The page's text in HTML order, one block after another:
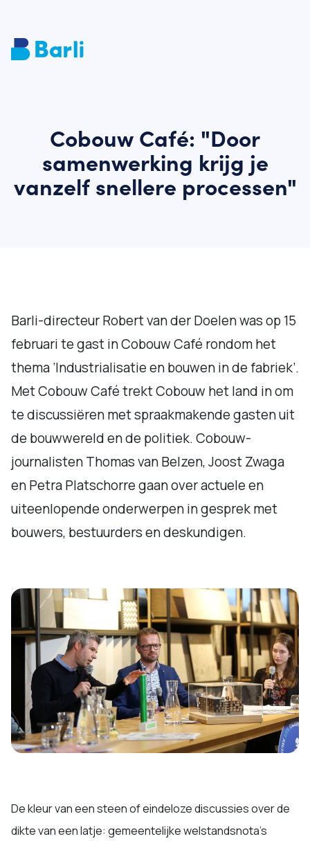
Cobouw Café: "Door
samenwerking krijg je
vanzelf snellere processen"
Barli-directeur Robert van der Doelen was op 15
februari te gast in Cobouw Café rondom het
thema ‘Industrialisatie en bouwen in de fabriek’.
Met Cobouw Café trekt Cobouw het land in om
te discussiëren met spraakmakende gasten uit
de bouwwereld en de politiek. Cobouw-
journalisten Thomas van Belzen, Joost Zwaga
en Petra Platschorre gaan over actuele en
uiteenlopende onderwerpen in gesprek met
bouwers, bestuurders en deskundigen.
De kleur van een steen of eindeloze discussies over de
dikte van een latje: gemeentelijke welstandsnota’s